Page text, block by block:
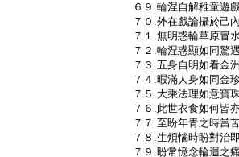
６９.輪涅自解稚童遊
７０.外在戲論攝於己
７１.無明惑輪草原冒
７２.輪涅惑顯如同驚
７３.五身自明如看金
７４.暇滿人身如同金
７５.大乘法理如意寶
７６.此世衣食如何皆
７７.至盼年青之時當
７８.生煩惱時盼對治
７９.盼常憶念輪迴之